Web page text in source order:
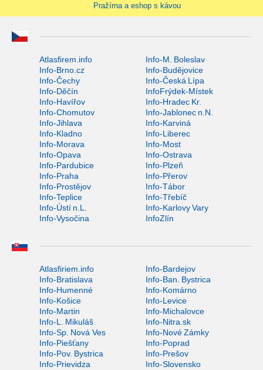
Pražírna a eshop s kávou
Atlasfirem.info
Info-M. Boleslav
Info-Brno.cz
Info-Budějovice
Info-Čechy
Info-Česká Lípa
Info-Děčín
InfoFrýdek-Místek
Info-Havířov
Info-Hradec Kr.
Info-Chomutov
Info-Jablonec n.N.
Info-Jihlava
Info-Karviná
Info-Kladno
Info-Liberec
Info-Morava
Info-Most
Info-Opava
Info-Ostrava
Info-Pardubice
Info-Plzeň
Info-Praha
Info-Přerov
Info-Prostějov
Info-Tábor
Info-Teplice
Info-Třebíč
Info-Ústí n.L.
Info-Karlovy Vary
Info-Vysočina
InfoZlín
Atlasfiriem.info
Info-Bardejov
Info-Bratislava
Info-Ban. Bystrica
Info-Humenné
Info-Komárno
Info-Košice
Info-Levice
Info-Martin
Info-Michalovce
Info-L. Mikuláš
Info-Nitra.sk
Info-Sp. Nová Ves
Info-Nové Zámky
Info-Piešťany
Info-Poprad
Info-Pov. Bystrica
Info-Prešov
Info-Prievidza
Info-Slovensko